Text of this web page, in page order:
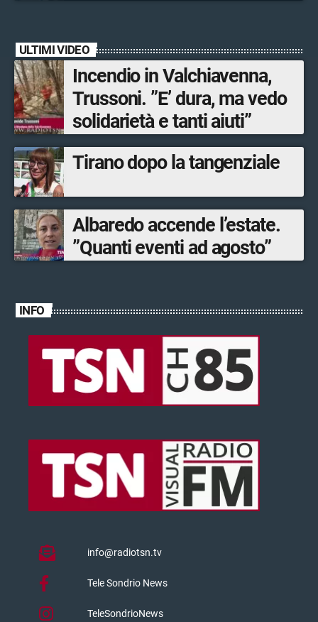
musica dal vivo
ULTIMI VIDEO
Incendio in Valchiavenna,
Trussoni. ”E’ dura, ma vedo
solidarietà e tanti aiuti”
Tirano dopo la tangenziale
Albaredo accende l’estate.
”Quanti eventi ad agosto”
INFO
info@radiotsn.tv
Tele Sondrio News
TeleSondrioNews